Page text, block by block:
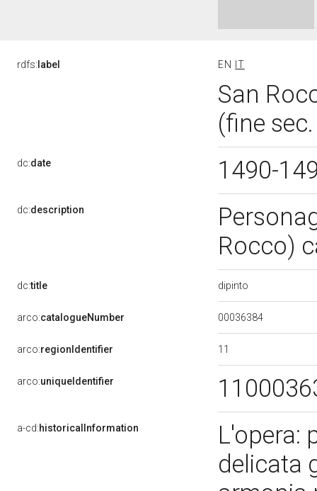
rdfs: label EN IT
San
(fine
dc:date 1490-
dc:description
Rocco)
dc:title dipinto
arco:catalogueNumber 00036384
arco:regionIdentifier 11
arco:uniqueIdentifier
a-cd:historicalInformation
L'opera:
delicata